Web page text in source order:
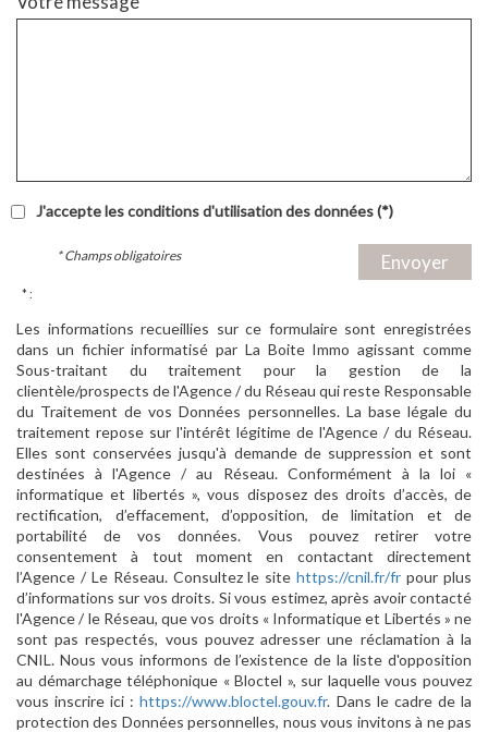
J'accepte les conditions d'utilisation des données (*)
Envoyer
* Champs obligatoires
* :
Les informations recueillies sur ce formulaire sont enregistrées
dans un fichier informatisé par La Boite Immo agissant comme
Sous-traitant du traitement pour la gestion de la
clientèle/prospects de l'Agence / du Réseau qui reste Responsable
du Traitement de vos Données personnelles. La base légale du
traitement repose sur l'intérêt légitime de l'Agence / du Réseau.
Elles sont conservées jusqu'à demande de suppression et sont
destinées à l'Agence / au Réseau. Conformément à la loi «
informatique et libertés », vous disposez des droits d’accès, de
rectification, d’effacement, d’opposition, de limitation et de
portabilité de vos données. Vous pouvez retirer votre
consentement à tout moment en contactant directement
l’Agence / Le Réseau. Consultez le sitehttps://cnil.fr/fr pour plus
d’informations sur vos droits. Si vous estimez, après avoir contacté
l'Agence / le Réseau, que vos droits « Informatique et Libertés » ne
sont pas respectés, vous pouvez adresser une réclamation à la
CNIL. Nous vous informons de l’existence de la liste d'opposition
au démarchage téléphonique « Bloctel », sur laquelle vous pouvez
vous inscrire ici :https://www.bloctel.gouv.fr. Dans le cadre de la
protection des Données personnelles, nous vous invitons à ne pas